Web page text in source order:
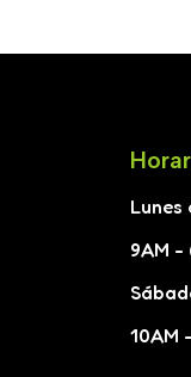
Lunes
9AM -
10AM